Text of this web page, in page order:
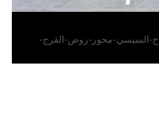
السيسي-محور-روض-الفرج-